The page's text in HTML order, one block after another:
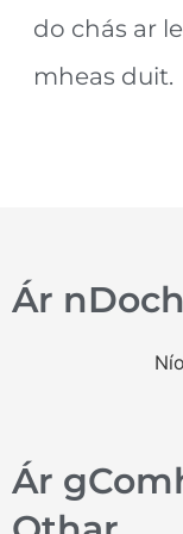
do chás ar
mheas duit.
Ár
Ár